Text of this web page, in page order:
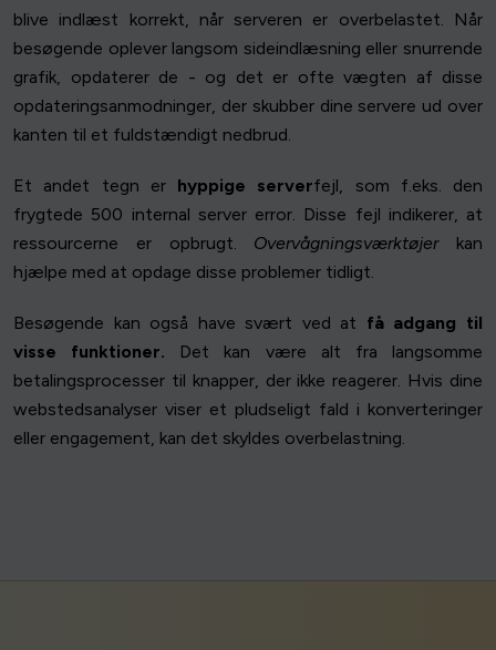
blive indlæst korrekt, når serveren er overbelastet. Når
besøgende oplever langsom sideindlæsning eller snurrende
grafik, opdaterer de - og det er ofte vægten af disse
opdateringsanmodninger, der skubber dine servere ud over
kanten til et fuldstændigt nedbrud.
Et andet tegn er hyppige serverfejl, som f.eks. den
frygtede 500 internal server error. Disse fejl indikerer, at
ressourcerne er opbrugt. Overvågningsværktøjerkan
hjælpe med at opdage disse problemer tidligt.
Besøgende kan også have svært ved at få adgang til
visse funktioner. Det kan være alt fra langsomme
betalingsprocesser til knapper, der ikke reagerer. Hvis dine
webstedsanalyser viser et pludseligt fald i konverteringer
eller engagement, kan det skyldes overbelastning.